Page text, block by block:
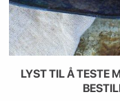
LYST TIL Å TESTE